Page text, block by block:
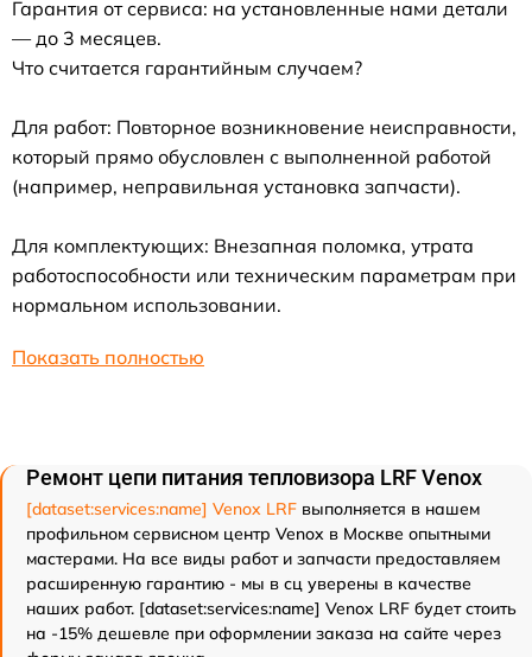
Гарантия от сервиса: на установленные нами детали
— до 3 месяцев.
Что считается гарантийным случаем?
Для работ: Повторное возникновение неисправности,
который прямо обусловлен с выполненной работой
(например, неправильная установка запчасти).
Для комплектующих: Внезапная поломка, утрата
работоспособности или техническим параметрам при
нормальном использовании.
Показать полностью
Ремонт цепи питания тепловизора LRF Venox
[dataset:services:name] Venox LRF выполняется в нашем
профильном сервисном центр Venox в Москве опытными
мастерами. На все виды работ и запчасти предоставляем
расширенную гарантию - мы в сц уверены в качестве
наших работ. [dataset:services:name] Venox LRF будет стоить
на -15% дешевле при оформлении заказа на сайте через